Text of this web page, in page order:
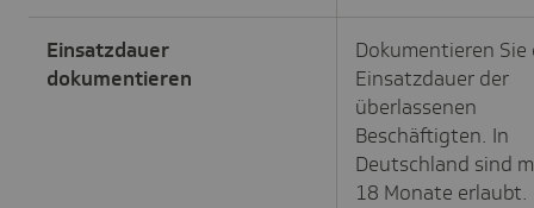
Einsatzdauer
dokumentieren
Dokumentieren Sie
Einsatzdauer der
überlassenen
Beschäftigten. In
Deutschland sind
18 Monate erlaubt.